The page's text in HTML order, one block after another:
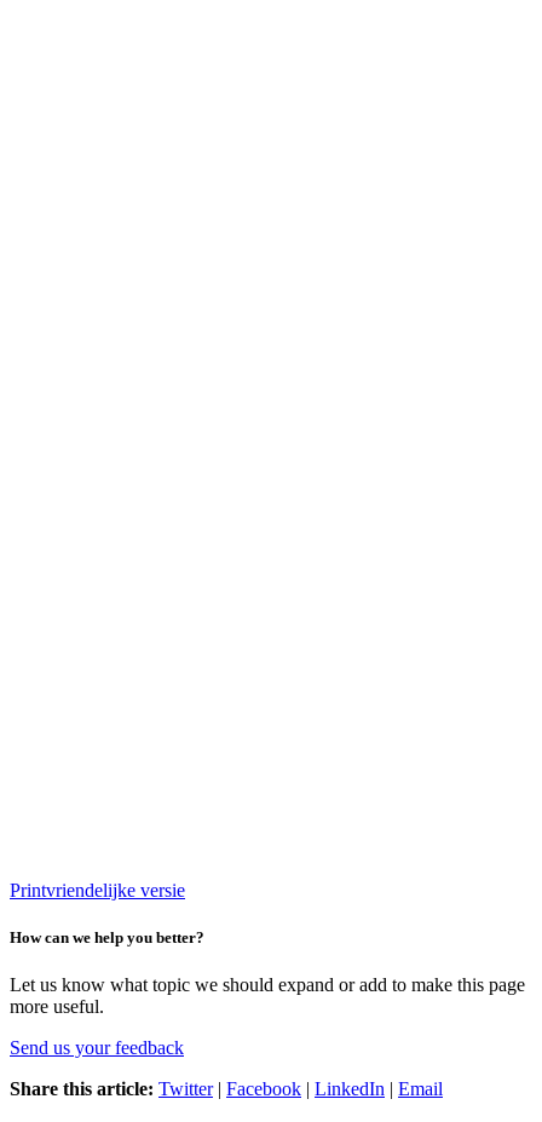
Printvriendelijke versie
How can we help you better?
Let us know what topic we should expand or add to make this page
more useful.
Send us your feedback
Share this article: Twitter| Facebook | LinkedIn | Email